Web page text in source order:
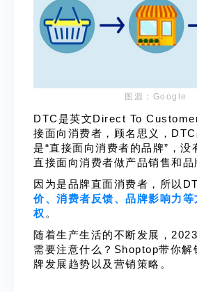
图源：Google
DTC是英文Direct To
接面向消费者，顾名思义，
是“直接面向消费者的品牌”，没
直接面向消费者做产品销售和品
因为是品牌直面消费者，所以
价、消费者反馈、品牌影响力
权 。
随着生产生活的不断发展，
需要注意什么？Shoptop带你解
牌发展趋势以及营销策略。